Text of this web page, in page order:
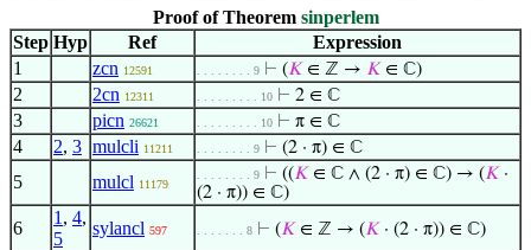
Proof of Theorem sinperlem
Step Hyp Ref
Expression
1
zcn 12591 . . . . . . . . 9 ⊢ (𝐾 ∈ ℤ → 𝐾 ∈ ℂ)
2 2cn 12311 . . . . . . . . . 10 ⊢ 2 ∈ ℂ
3 picn 26621 . . . . . . . . . 10 ⊢ π ∈ ℂ
4 2, 3 mulcli 11211 . . . . . . . . 9 ⊢ (2 · π) ∈ ℂ
5 mulcl 11179
. . . . . . . . 9 ⊢ ((𝐾 ∈ ℂ ∧ (2 · π) ∈ ℂ) → (𝐾 ·
(2 · π)) ∈ ℂ)
6
1 , 4,
5
sylancl 597 . . . . . . . 8 ⊢ (𝐾 ∈ ℤ → (𝐾 · (2 · π)) ∈ ℂ)